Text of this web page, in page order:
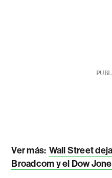
Ver más: Wall Street
Broadcom y el Dow